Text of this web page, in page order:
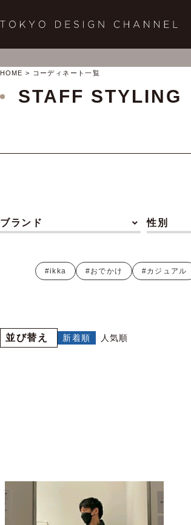
HOME コーディネート一覧
STAFF STYLING
ブランド 性別
#ikka #おでかけ #カジュアル
並び替え 新着順 人気順